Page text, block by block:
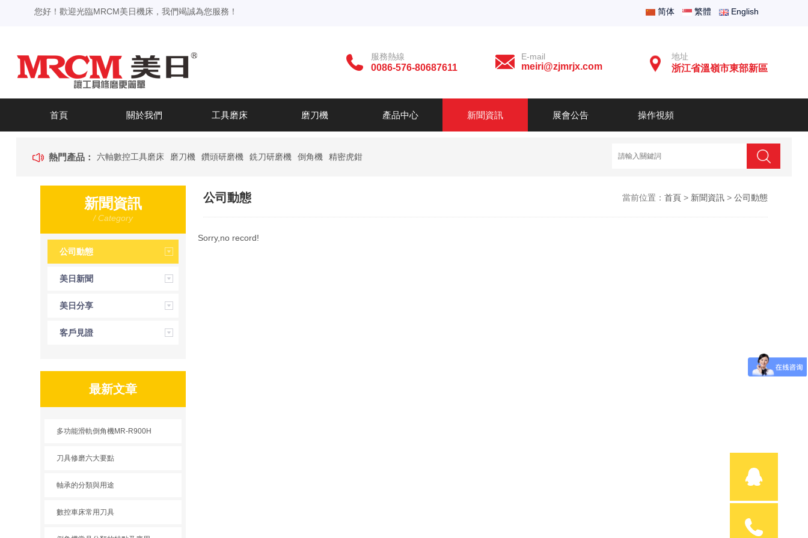
您好！歡迎光臨MRCM美日機床，我們竭誠為您服務！ 简体 繁體 English
地址
浙江省溫嶺市東部新區
E-mail
meiri@zjmrjx.com
服務熱線
0086-576-80687611
首頁 關於我們 工具磨床 磨刀機 產品中心 新聞資訊 展會公告 操作視頻
熱門產品： 六軸數控工具磨床 磨刀機 鑽頭研磨機 銑刀研磨機 倒角機 精密虎鉗
新聞資訊
/ Category
公司動態
美日新聞
美日分享
客戶見證
最新文章
多功能滑軌倒角機MR-R900H
刀具修磨六大要點
軸承的分類與用途
數控車床常用刀具
公司動態 當前位置： 首頁> 新聞資訊> 公司動態
Sorry,no record!